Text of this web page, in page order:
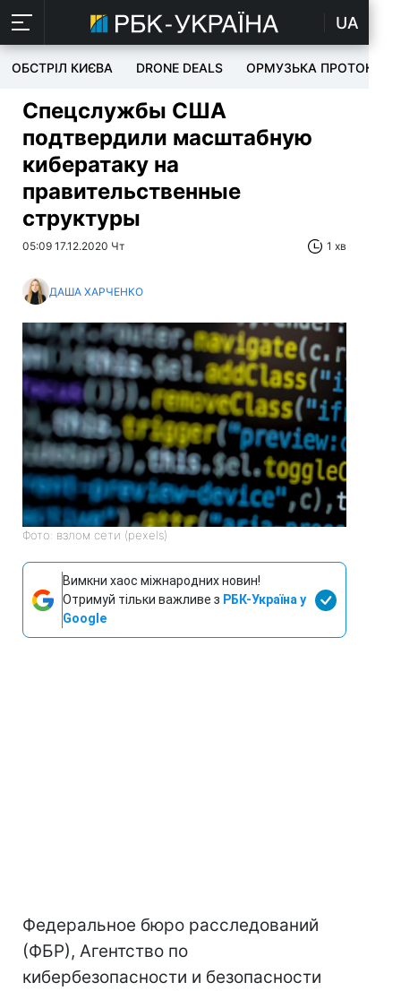
UA
ОБСТРІЛ КИЄВА DRONE DEALS ОРМУЗЬКА ПРОТОКА
Спецслужбы США
подтвердили масштабную
кибератаку на
правительственные
структуры
05:09 17.12.2020 Чт 1 хв
ДАША ХАРЧЕНКО
Фото: взлом сети (pexels)
Вимкни хаос міжнародних новин!
Отримуй тільки важливе з РБК-Україна у
Google
Федеральное бюро расследований
(ФБР), Агентство по
кибербезопасности и безопасности